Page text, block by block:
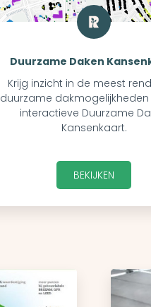
Duurzame Daken
Krijg inzicht in de meest
duurzame
interactieve Duurzame
Kansenkaart.
BEKIJKEN